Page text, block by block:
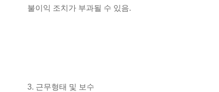
불이익 조치가 부과될 수 있음.
3. 근무형태 및 보수